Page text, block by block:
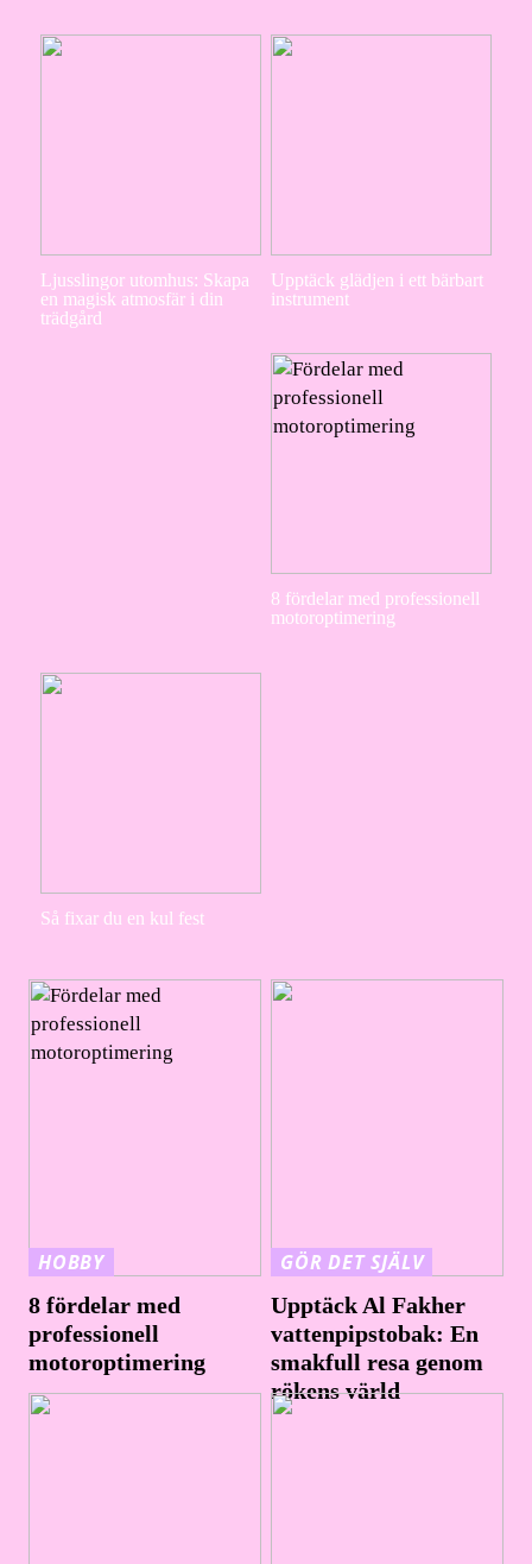
Ljusslingor utomhus: Skapa
en magisk atmosfär i din
trädgård
Upptäck glädjen i ett bärbart
instrument
8 fördelar med professionell
motoroptimering
Så fixar du en kul fest
HOBBY
8 fördelar med
professionell
motoroptimering
GÖR DET SJÄLV
Upptäck Al Fakher
vattenpipstobak: En
smakfull resa genom
rökens värld